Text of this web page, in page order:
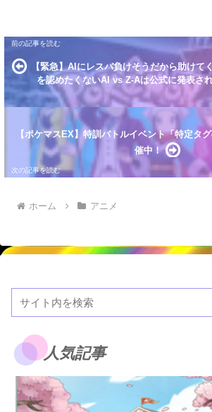
【緊急】AIにレスバ負けそうだから助けて
を認めたくないAI vs Z-Aは公式に発表さ
【ポケマスEX】特訓バトルイベント「特定タ
催中！
ホーム アニメ
人気記事